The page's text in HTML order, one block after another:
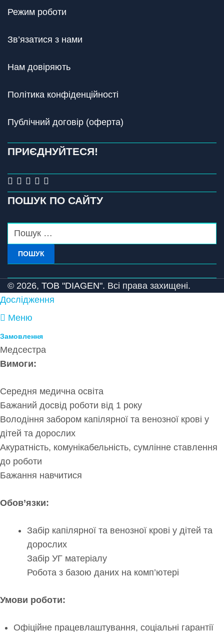
Режим роботи
Зв’язатися з нами
Нам довіряють
Політика конфіденційності
Публічний договір (оферта)
ПРИЄДНУЙТЕСЯ!
ПОШУК ПО САЙТУ
ПОШУК
© 2026, ТОВ "DIAGEN". Всі права захищені.
Дослідження
Меню
Замовлення
Медсестра
Вимоги:
Середня медична освіта
Бажаний досвід роботи від 1 року
Володіння забором капілярної та венозної крові у
дітей та дорослих
Акуратність, комунікабельність, сумлінне ставлення
до роботи
Бажання навчитися
Обов’язки:
Забір капілярної та венозної крові у дітей та
дорослих
Забір УГ матеріалу
Робота з базою даних на комп’ютері
Умови роботи:
Офіційне працевлаштування, соціальні гарантії